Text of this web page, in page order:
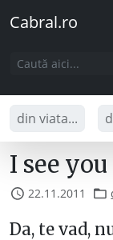
Cabral.ro
din viata...
I see you
22.11.2011
Da, te vad,